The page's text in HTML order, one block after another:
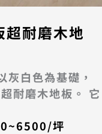
耐磨木地
白色為基礎，
耐磨木地板。 它
坪